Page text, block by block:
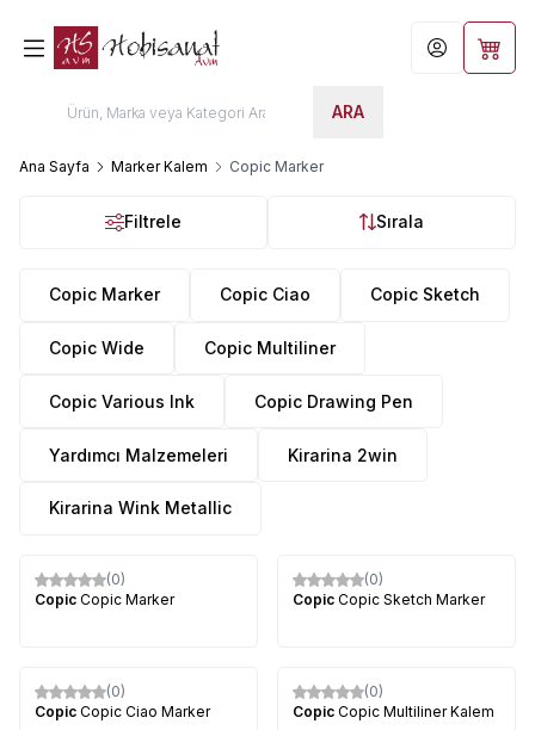
ARA
Hesabım
Ana Sayfa Marker Kalem Copic Marker
Filtrele Sırala
Copic Marker Copic Ciao Copic Sketch
Copic Wide Copic Multiliner
Copic Various Ink Copic Drawing Pen
Yardımcı Malzemeleri Kirarina 2win
Kirarina Wink Metallic
(0)
Copic Copic Marker
(0)
Copic Copic Sketch Marker
(0)
Copic Copic Ciao Marker
(0)
Copic Copic Multiliner Kalem